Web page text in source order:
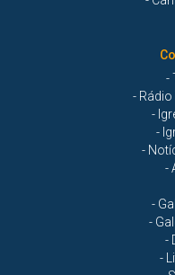
-
-
-
-
-
-
-
-
-
-